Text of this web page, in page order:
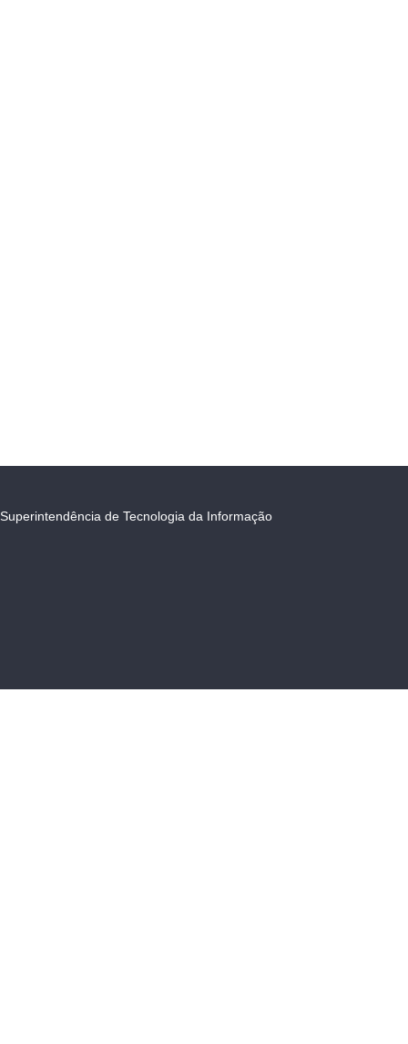
Superintendência de Tecnologia da Informação